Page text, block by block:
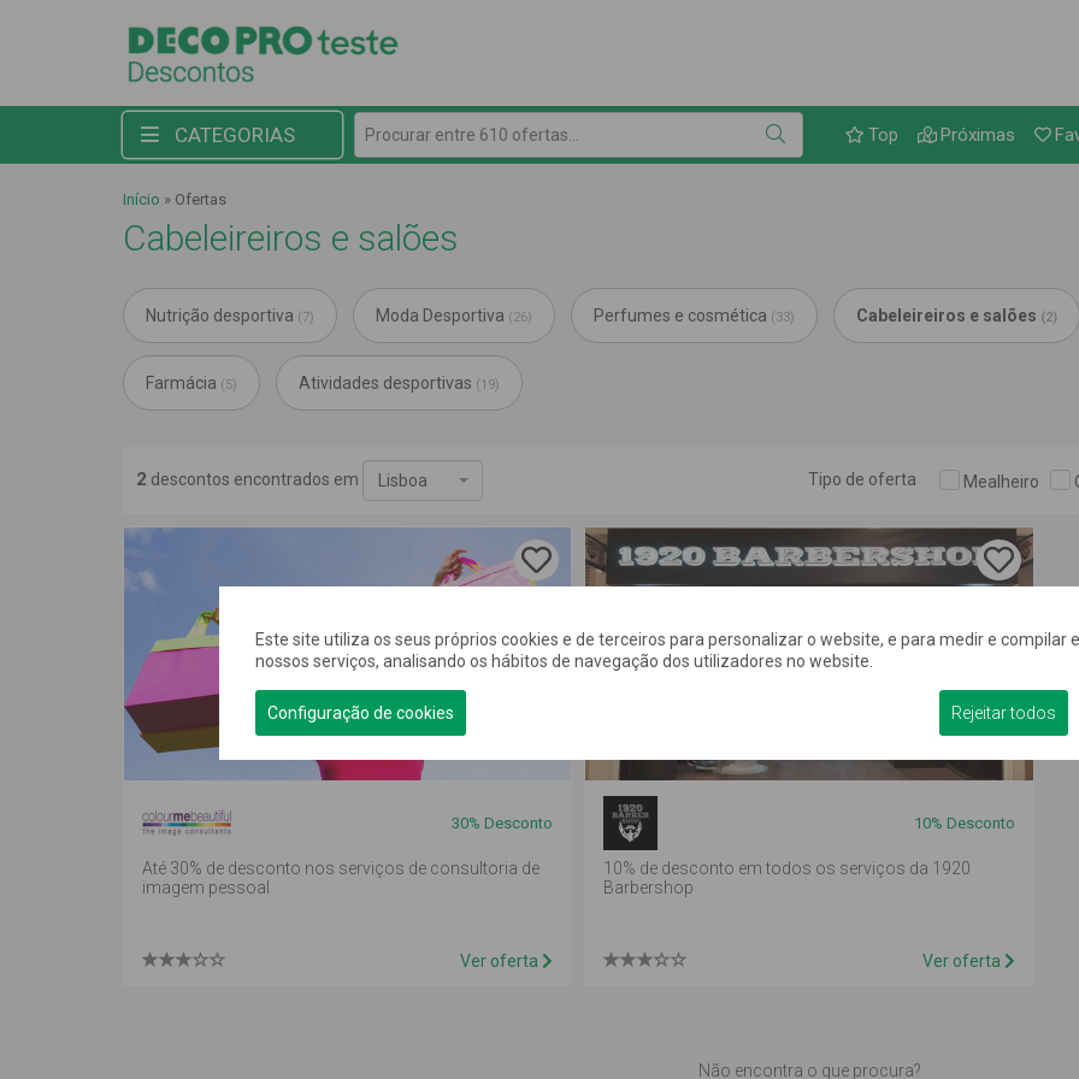
CATEGORIAS Procurar entre 610 ofertas... Link para as
Próximas
Top
Início » Ofertas
Cabeleireiros e salões
Nutrição desportiva (7) Moda Desportiva (26) Perfumes e cosmética (33) Cabeleireiros e salões (2)
Farmácia (5) Atividades desportivas (19)
2 descontos encontrados em Lisboa Tipo de oferta Mealheiro
30% Desconto
Até 30% de desconto nos serviços de consultoria de
imagem pessoal
Ver oferta
10% Desconto
10% de desconto em todos os serviços da 1920
Barbershop
Ver oferta
Não encontra o que procura?
Este site utiliza os seus próprios cookies e de terceiros para personalizar o website, e para medir e compilar
nossos serviços, analisando os hábitos de navegação dos utilizadores no website.
Configuração de cookies Rejeitar todos